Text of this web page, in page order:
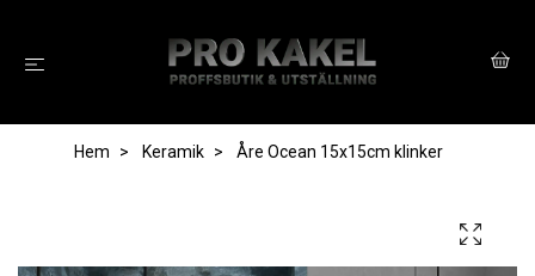
Hem Keramik Åre Ocean 15x15cm klinker